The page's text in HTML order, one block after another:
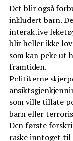
Det blir også
inkludert barn.
interaktive
blir heller ikke
som kan peke ut
framtiden.
Politikerne
som ville tillate
barn eller
Den første
raske inntoget til